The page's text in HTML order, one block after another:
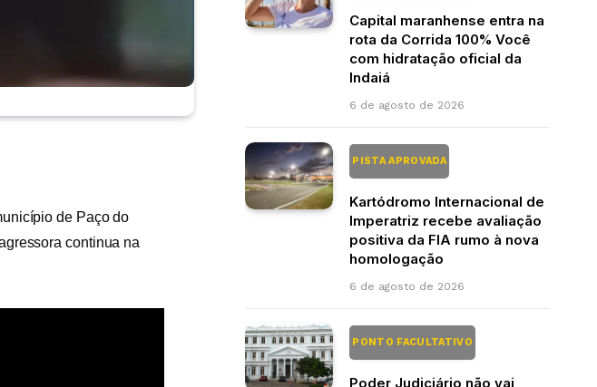
de Paço do
continua na
Capital maranhense entra na
rota da Corrida 100% Você
com hidratação oficial da
Indaiá
6 de agosto de 2026
PISTA APROVADA
Kartódromo Internacional de
Imperatriz recebe avaliação
positiva da FIA rumo à nova
homologação
6 de agosto de 2026
PONTO FACULTATIVO
Poder Judiciário não vai